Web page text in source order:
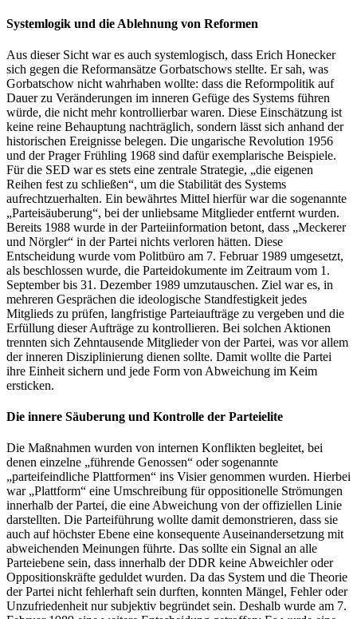
Systemlogik und die Ablehnung von Reformen
Aus dieser Sicht war es auch systemlogisch, dass Erich Honecker
sich gegen die Reformansätze Gorbatschows stellte. Er sah, was
Gorbatschow nicht wahrhaben wollte: dass die Reformpolitik auf
Dauer zu Veränderungen im inneren Gefüge des Systems führen
würde, die nicht mehr kontrollierbar waren. Diese Einschätzung ist
keine reine Behauptung nachträglich, sondern lässt sich anhand der
historischen Ereignisse belegen. Die ungarische Revolution 1956
und der Prager Frühling 1968 sind dafür exemplarische Beispiele.
Für die SED war es stets eine zentrale Strategie, „die eigenen
Reihen fest zu schließen“, um die Stabilität des Systems
aufrechtzuerhalten. Ein bewährtes Mittel hierfür war die sogenannte
„Parteisäuberung“, bei der unliebsame Mitglieder entfernt wurden.
Bereits 1988 wurde in der Parteiinformation betont, dass „Meckerer
und Nörgler“ in der Partei nichts verloren hätten. Diese
Entscheidung wurde vom Politbüro am 7. Februar 1989 umgesetzt,
als beschlossen wurde, die Parteidokumente im Zeitraum vom 1.
September bis 31. Dezember 1989 umzutauschen. Ziel war es, in
mehreren Gesprächen die ideologische Standfestigkeit jedes
Mitglieds zu prüfen, langfristige Parteiaufträge zu vergeben und die
Erfüllung dieser Aufträge zu kontrollieren. Bei solchen Aktionen
trennten sich Zehntausende Mitglieder von der Partei, was vor allem
der inneren Disziplinierung dienen sollte. Damit wollte die Partei
ihre Einheit sichern und jede Form von Abweichung im Keim
ersticken.
Die innere Säuberung und Kontrolle der Parteielite
Die Maßnahmen wurden von internen Konflikten begleitet, bei
denen einzelne „führende Genossen“ oder sogenannte
„parteifeindliche Plattformen“ ins Visier genommen wurden. Hierbei
war „Plattform“ eine Umschreibung für oppositionelle Strömungen
innerhalb der Partei, die eine Abweichung von der offiziellen Linie
darstellten. Die Parteiführung wollte damit demonstrieren, dass sie
auch auf höchster Ebene eine konsequente Auseinandersetzung mit
abweichenden Meinungen führte. Das sollte ein Signal an alle
Parteiebene sein, dass innerhalb der DDR keine Abweichler oder
Oppositionskräfte geduldet wurden. Da das System und die Theorie
der Partei nicht fehlerhaft sein durften, konnten Mängel, Fehler oder
Unzufriedenheit nur subjektiv begründet sein. Deshalb wurde am 7.